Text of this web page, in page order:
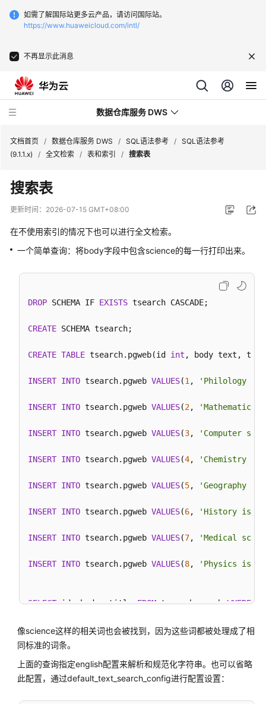
如需了解国际站更多云产品，请访问国际站。
https://www.huaweicloud.com/intl/
不再显示此消息
数据仓库服务 DWS
新
动
服
公
品
绍
计
说
速
门
用
指
实
数
迁
移
文档首页 / 数据仓库服务 DWS / SQL语法参考 / SQL语法参考
(9.1.1.x)
/ 全文检索 / 表和索引 / 搜索表
搜索表
更新时间： 2026-07-15 GMT+08:00
在不使用索引的情况下也可以进行全文检索。
一个简单查询：将body字段中包含science的每一行打印出来。
DROP SCHEMA IF EXISTS tsearch CASCADE;
CREATE SCHEMA tsearch;
CREATE TABLE tsearch.pgweb(id int , body text,
INSERT INTO tsearch.pgweb VALUES(1 , 'Philology is
INSERT INTO tsearch.pgweb VALUES(2,
INSERT INTO tsearch.pgweb VALUES(3, 'Computer
INSERT INTO tsearch.pgweb VALUES(4, 'Chemistry is
INSERT INTO tsearch.pgweb VALUES(5, 'Geography
INSERT INTO tsearch.pgweb VALUES(6, 'History is a
INSERT INTO tsearch.pgweb VALUES(7, 'Medical
INSERT INTO tsearch.pgweb VALUES(8, 'Physics is
SELECT id, body, title FROM tsearch.pgweb WHERE
----
3 | Computer science is the study of processes
5
| Geography is a field of science devoted
像science这样的相关词也会被找到，因为这些词都被处理成了相
同标准的词条。
上面的查询指定english配置来解析和规范化字符串。也可以省略
此配置，通过default_text_search_config进行配置设置：